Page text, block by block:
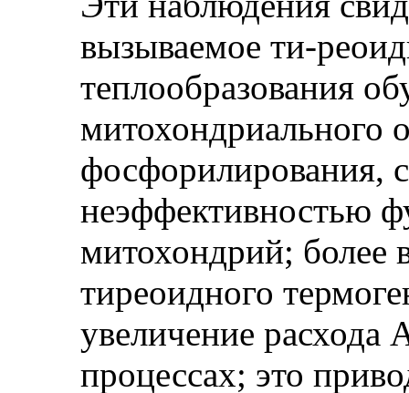
вызываемое ти-
теплообразования
митохондриального
фосфорилирования,
неэффективностью
митохондрий; более
тиреоидного
увеличение расхода
процессах; это